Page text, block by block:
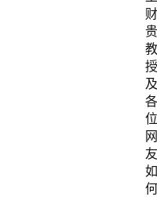
财
贵
教
授
及
各
位
网
如
何